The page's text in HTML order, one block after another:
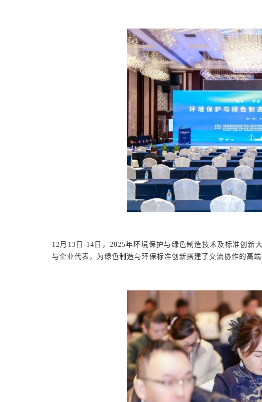
12月13日-14日，2025年环境保护与绿色制造技术及标准创新
与企业代表，为绿色制造与环保标准创新搭建了交流协作的高端